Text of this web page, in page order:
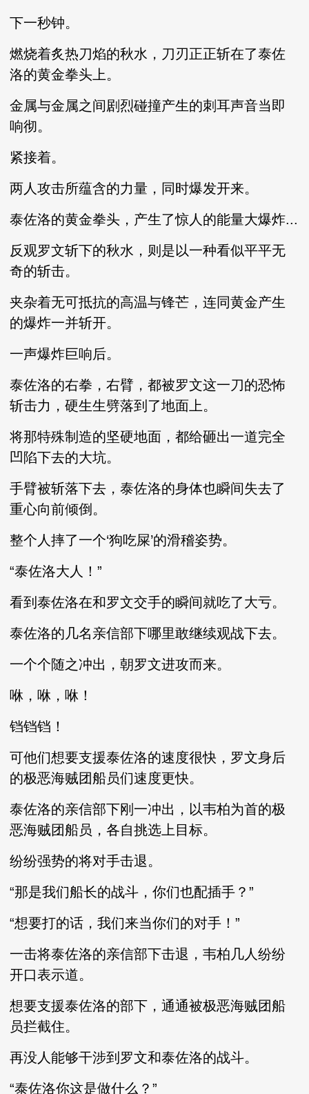
下一秒钟。
燃烧着炙热刀焰的秋水，刀刃正正斩在了泰佐
洛的黄金拳头上。
金属与金属之间剧烈碰撞产生的刺耳声音当即
响彻。
紧接着。
两人攻击所蕴含的力量，同时爆发开来。
泰佐洛的黄金拳头，产生了惊人的能量大爆炸...
反观罗文斩下的秋水，则是以一种看似平平无
奇的斩击。
夹杂着无可抵抗的高温与锋芒，连同黄金产生
的爆炸一并斩开。
一声爆炸巨响后。
泰佐洛的右拳，右臂，都被罗文这一刀的恐怖
斩击力，硬生生劈落到了地面上。
将那特殊制造的坚硬地面，都给砸出一道完全
凹陷下去的大坑。
手臂被斩落下去，泰佐洛的身体也瞬间失去了
重心向前倾倒。
整个人摔了一个‘狗吃屎’的滑稽姿势。
“泰佐洛大人！”
看到泰佐洛在和罗文交手的瞬间就吃了大亏。
泰佐洛的几名亲信部下哪里敢继续观战下去。
一个个随之冲出，朝罗文进攻而来。
咻，咻，咻！
铛铛铛！
可他们想要支援泰佐洛的速度很快，罗文身后
的极恶海贼团船员们速度更快。
泰佐洛的亲信部下刚一冲出，以韦柏为首的极
恶海贼团船员，各自挑选上目标。
纷纷强势的将对手击退。
“那是我们船长的战斗，你们也配插手？”
“想要打的话，我们来当你们的对手！”
一击将泰佐洛的亲信部下击退，韦柏几人纷纷
开口表示道。
想要支援泰佐洛的部下，通通被极恶海贼团船
员拦截住。
再没人能够干涉到罗文和泰佐洛的战斗。
“泰佐洛你这是做什么？”